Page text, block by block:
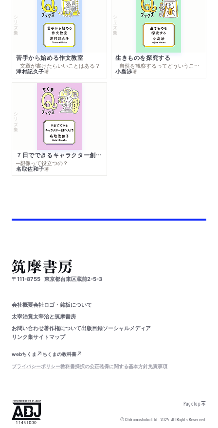
シリーズ・全集
苦手から始める作文教室
─文章が書けたらいいことはある？
津村記久子著
シリーズ・全集
生きものを探究する
─自然を観察するってどういうこと？
小島渉著
シリーズ・全集
７日でできるキャラクター創作入門
─想像って役立つの？
名取佐和子著
〒111-8755 東京都台東区蔵前2-5-3
会社概要会社ロゴ・銘板について
太宰治賞太宰治と筑摩書房
お問い合わせ著作権について出版目録ソーシャルメディア
リンク集サイトマップ
webちくま
ちくまの教科書
プライバシーポリシー教科書採択の公正確保に関する基本方針免責事項
PageTop
© Chikumashobo Ltd.2024 All Rights Reserved.